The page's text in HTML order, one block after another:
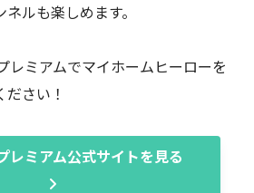
ルも楽しめます。
レミアムでマイホームヒーローを
さい！
レミアム公式サイトを見る